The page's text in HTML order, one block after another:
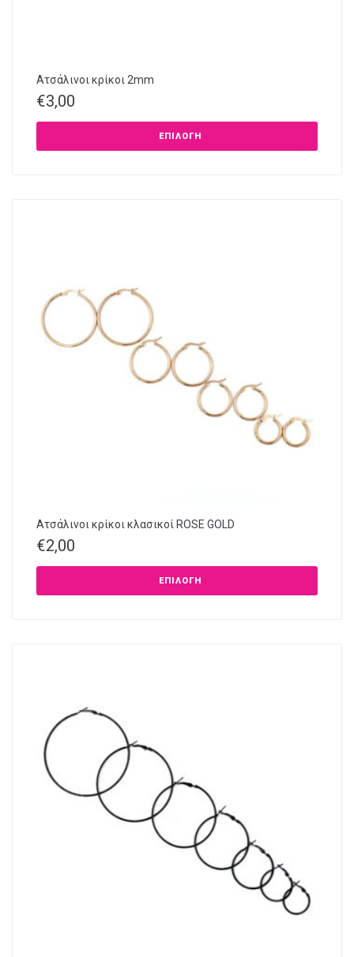
Ατσάλινοι κρίκοι 2mm
€3,00
ΕΠΙΛΟΓΉ
Ατσάλινοι κρίκοι κλασικοί ROSE GOLD
€2,00
ΕΠΙΛΟΓΉ